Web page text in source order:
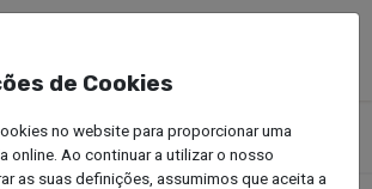
Empilhadores Elétricos
de 3 rodas (1.5 a 2.0 ton)
de Cookies
no website para proporcionar uma
online. Ao continuar a utilizar o nosso
as suas definições, assumimos que aceita a